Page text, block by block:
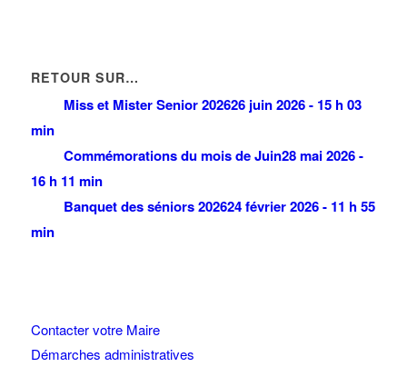
RETOUR SUR…
Miss et Mister Senior 202626 juin 2026 - 15 h 03
min
Commémorations du mois de Juin28 mai 2026 -
16 h 11 min
Banquet des séniors 202624 février 2026 - 11 h 55
min
Contacter votre Maire
Démarches administratives